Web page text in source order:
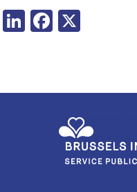
Li
dI
Fa
o
k